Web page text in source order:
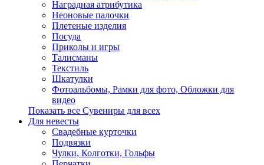
Наградная атрибутика
Неоновые палочки
Плетеные изделия
Посуда
Приколы и игры
Талисманы
Текстиль
Шкатулки
Фотоальбомы, Рамки для фото, Обложки для
видео
Показать все Сувениры для всех
Для невесты
Свадебные курточки
Подвязки
Чулки, Колготки, Гольфы